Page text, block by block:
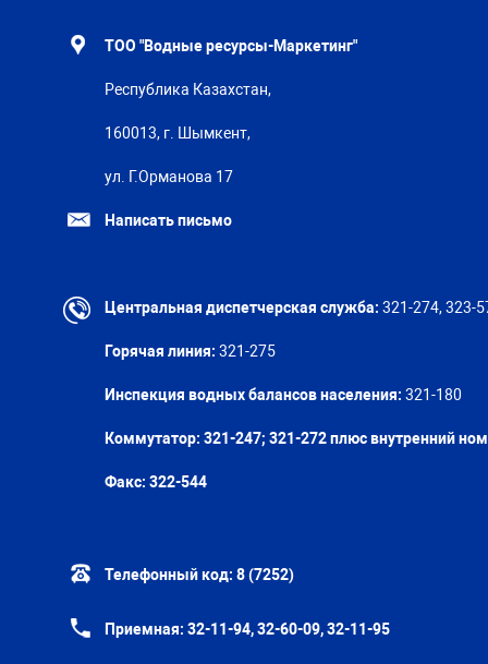
ТОО "Водные ресурсы-Маркетинг"
Республика Казахстан,
160013, г. Шымкент,
ул. Г.Орманова 17
Написать письмо
Центральная диспетчерская служба: 321-274, 323-
Горячая линия: 321-275
Инспекция водных балансов населения: 321-180
Коммутатор: 321-247; 321-272 плюс внутренний
Факс: 322-544
Телефонный код: 8 (7252)
Приемная: 32-11-94, 32-60-09, 32-11-95